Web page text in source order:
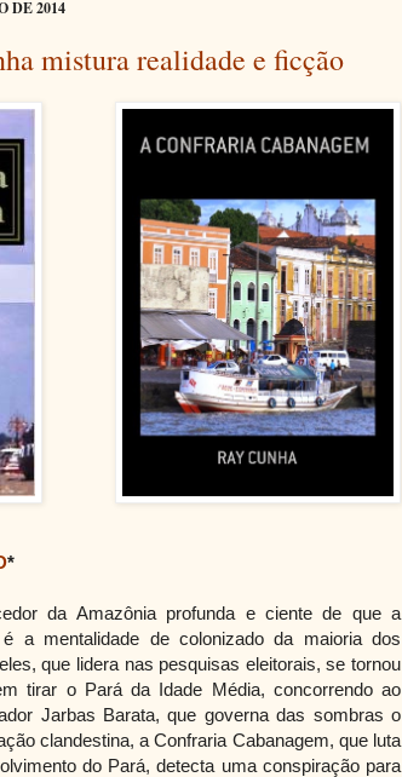
DE 2014
mistura realidade e ficção
*
da Amazônia profunda e ciente de que a
a mentalidade de colonizado da maioria dos
que lidera nas pesquisas eleitorais, se tornou
tirar o Pará da Idade Média, concorrendo ao
Jarbas Barata, que governa das sombras o
clandestina, a Confraria Cabanagem, que luta
do Pará, detecta uma conspiração para